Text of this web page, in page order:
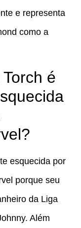
e representa
como a
é
esquecida por
porque seu
da Liga
Além